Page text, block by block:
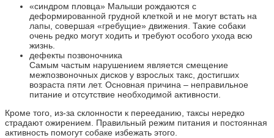
«синдром пловца» Малыши рождаются с
деформированной грудной клеткой и не могут встать на
лапы, совершая «гребущие» движения. Такие собаки
очень редко могут ходить и требуют особого ухода всю
жизнь.
дефекты позвоночника
Самым частым нарушением является смещение
межпозвоночных дисков у взрослых такс, достигших
возраста пяти лет. Основная причина – неправильное
питание и отсутствие необходимой активности.
Кроме того, из-за склонности к перееданию, таксы нередко
страдают ожирением. Правильный режим питания и постоянная
активность помогут собаке избежать этого.